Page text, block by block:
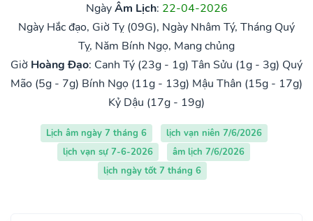
NgàyÂm Lịch: 22-04-2026
Ngày Hắc đạo, Giờ Tỵ (09G), Ngày Nhâm Tý, Tháng Quý
Tỵ, Năm Bính Ngọ, Mang chủng
Giờ Hoàng Đạo: Canh Tý (23g - 1g) Tân Sửu (1g - 3g) Quý
Mão (5g - 7g) Bính Ngọ (11g - 13g) Mậu Thân (15g - 17g)
Kỷ Dậu (17g - 19g)
Lịch âm ngày 7 tháng 6
lịch vạn niên 7/6/2026
lịch vạn sự 7-6-2026
âm lịch 7/6/2026
lịch ngày tốt 7 tháng 6